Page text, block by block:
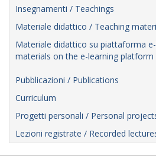
Insegnamenti / Teachings
Materiale didattico / Teaching
Materiale didattico su piattaforma
materials on the e-learning platform
Pubblicazioni / Publications
Curriculum
Progetti personali / Personal
Lezioni registrate / Recorded